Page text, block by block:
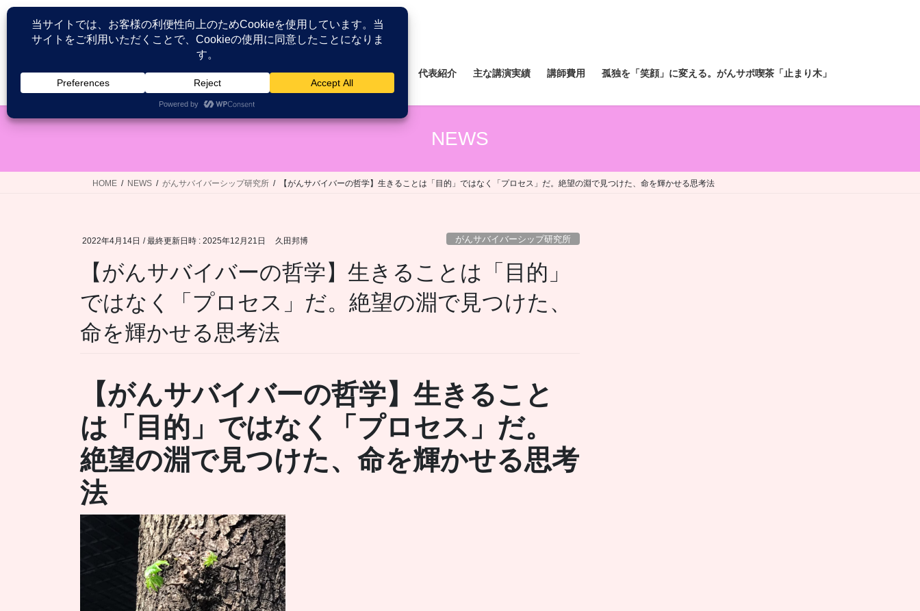
コ
ス
キ
ナ
ン
に
HOME 患者が語る医療接遇研究所 薬剤師研修研究所 代表紹介 主な講演実績 講師費用 孤独を「笑顔」に変える。がんサポ喫茶「止まり木」
NEWS
HOME NEWS がんサバイバーシップ研究所 【がんサバイバーの哲学】生きることは「目的」ではなく「プロセス」だ。絶望の淵で見つけた、命を輝かせる思考法
2022年4月14日 / 最終更新日時 : 2025年12月21日 久田邦博 がんサバイバーシップ研究所
【がんサバイバーの哲学】生きることは「目的」
ではなく「プロセス」だ。絶望の淵で見つけた、
命を輝かせる思考法
【がんサバイバーの哲学】生きること
は「目的」ではなく「プロセス」だ。
絶望の淵で見つけた、命を輝かせる思考
法